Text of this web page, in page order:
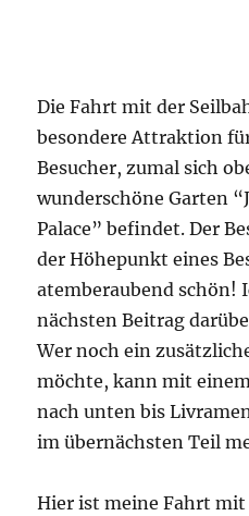
Die Fahrt mit der
besondere Attraktion
Besucher, zumal sich
wunderschöne Garten
Palace” befindet. Der
der Höhepunkt eines
atemberaubend schön!
nächsten Beitrag
Wer noch ein
möchte, kann mit
nach unten bis
im übernächsten Teil
Hier ist meine Fahrt